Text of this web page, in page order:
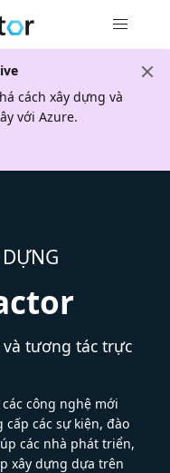
cách xây dựng và
với Azure.
tương tác trực
công nghệ mới
cấp các sự kiện, đào
các nhà phát triển,
xây dựng dựa trên